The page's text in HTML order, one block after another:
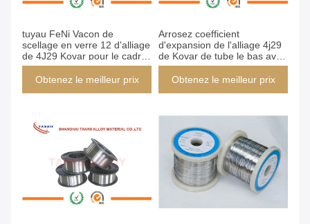
tuyau FeNi Vacon de
scellage en verre 12 d'alliage
de 4J29 Kovar pour le cadre
de circuit intégré
Obtenez le meilleur prix
Arrosez coefficient
d'expansion de l'alliage 4j29
de Kovar de tube le bas avec
la couleur de Matellic
Obtenez le meilleur prix